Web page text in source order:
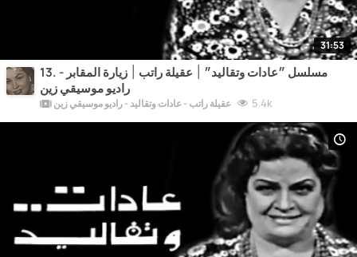
31:53
13. مسلسل ״عادات وتقاليد״ ׀ عقيلة راتب ׀ زيارة المقابر -
راديو موسيقي زين
عقيلة راتب - عادات وتقاليد - راديو موسيقي زين 5.4k